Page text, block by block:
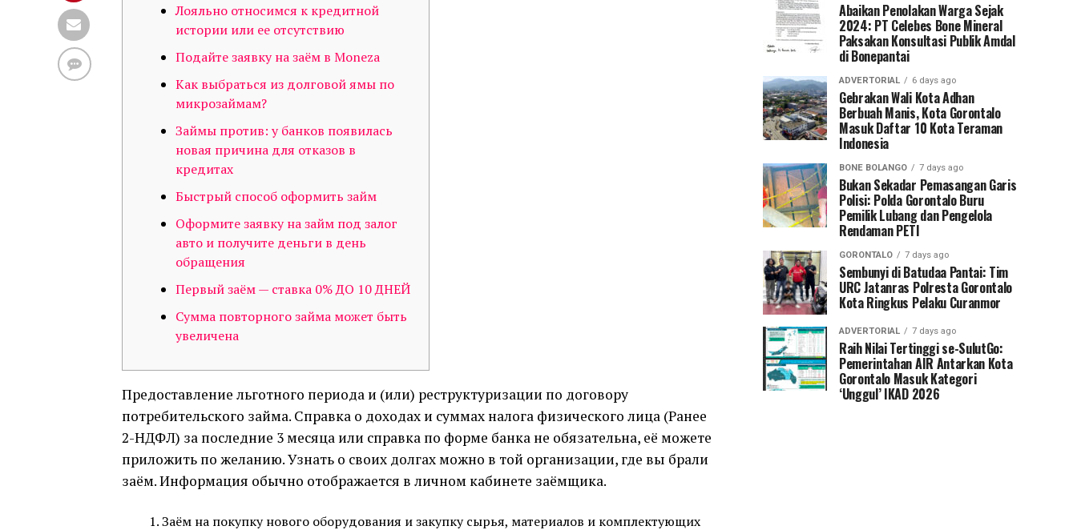
Лояльно относимся к кредитной
истории или ее отсутствию
Подайте заявку на заём в Moneza
Как выбраться из долговой ямы по
микрозаймам?
Займы против: у банков появилась
новая причина для отказов в
кредитах
Быстрый способ оформить займ
Оформите заявку на займ под залог
авто и получите деньги в день
обращения
Первый заём — ставка 0% ДО 10 ДНЕЙ
Сумма повторного займа может быть
увеличена
Предоставление льготного периода и (или) реструктуризации по договору
потребительского займа. Справка о доходах и суммах налога физического лица (Ранее
2-НДФЛ) за последние 3 месяца или справка по форме банка не обязательна, её можете
приложить по желанию. Узнать о своих долгах можно в той организации, где вы брали
заём. Информация обычно отображается в личном кабинете заёмщика.
Заём на покупку нового оборудования и закупку сырья, материалов и комплектующих
Abaikan Penolakan Warga Sejak
2024: PT Celebes Bone Mineral
Paksakan Konsultasi Publik Amdal
di Bonepantai
ADVERTORIAL 6 days ago
Gebrakan Wali Kota Adhan
Berbuah Manis, Kota Gorontalo
Masuk Daftar 10 Kota Teraman
Indonesia
BONE BOLANGO 7 days ago
Bukan Sekadar Pemasangan Garis
Polisi: Polda Gorontalo Buru
Pemilik Lubang dan Pengelola
Rendaman PETI
GORONTALO 7 days ago
Sembunyi di Batudaa Pantai: Tim
URC Jatanras Polresta Gorontalo
Kota Ringkus Pelaku Curanmor
ADVERTORIAL 7 days ago
Raih Nilai Tertinggi se-SulutGo:
Pemerintahan AIR Antarkan Kota
Gorontalo Masuk Kategori
‘Unggul’ IKAD 2026